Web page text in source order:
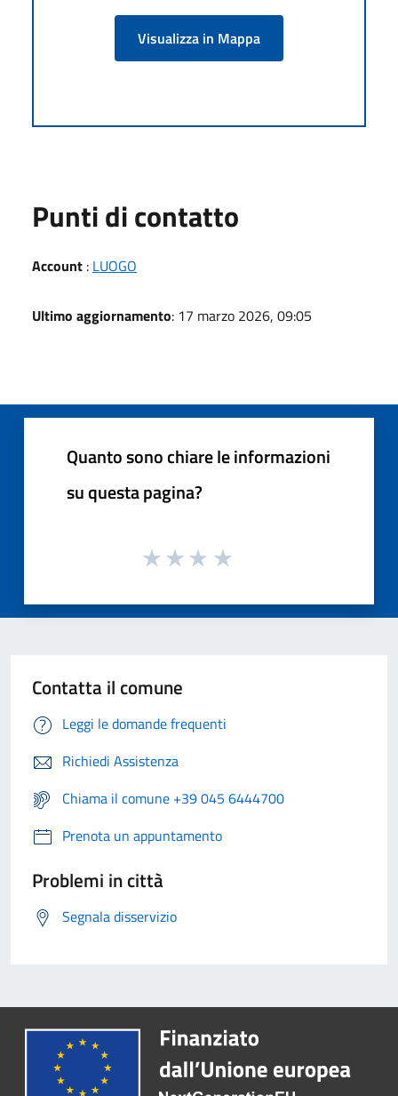
Visualizza in Mappa
Punti di contatto
Account : LUOGO
Ultimo aggiornamento: 17 marzo 2026, 09:05
Quanto sono chiare le informazioni
su questa pagina?
Contatta il comune
Leggi le domande frequenti
Richiedi Assistenza
Chiama il comune +39 045 6444700
Prenota un appuntamento
Problemi in città
Segnala disservizio